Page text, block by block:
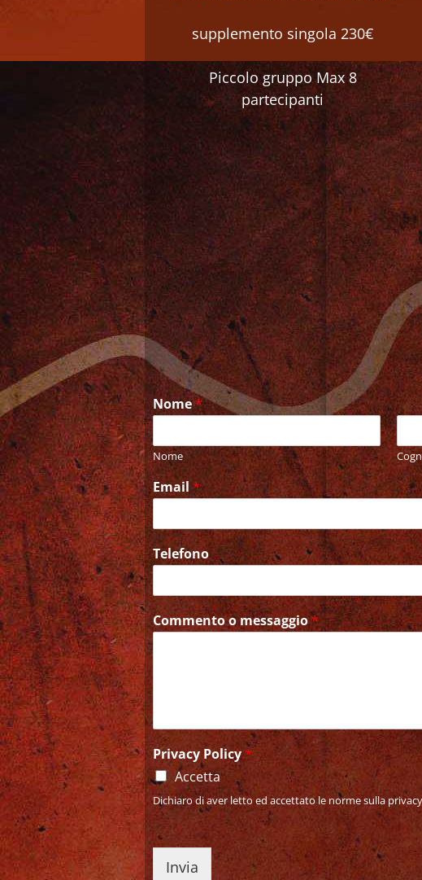
supplemento singola 230€
Piccolo gruppo Max 8
partecipanti
Nome*
Nome
Email*
Telefono
Commento o messaggio*
Privacy Policy *
Accetta
Dichiaro di aver letto ed accettato le norme sulla
Invia